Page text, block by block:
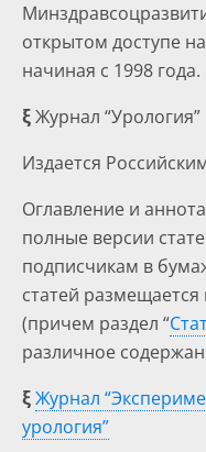
открытом доступе
начиная с 1998 года.
ξЖурнал “Урология”
Издается
Оглавление и
полные версии
подписчикам в
статей
(причем раздел “
различное
ξЖурнал
урология”